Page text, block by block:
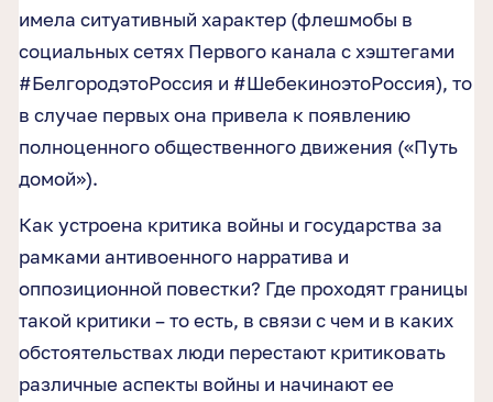
имела ситуативный характер (флешмобы в
социальных сетях Первого канала с хэштегами
#БелгородэтоРоссия и #ШебекиноэтоРоссия), то
в случае первых она привела к появлению
полноценного общественного движения («Путь
домой»).
Как устроена критика войны и государства за
рамками антивоенного нарратива и
оппозиционной повестки? Где проходят границы
такой критики – то есть, в связи с чем и в каких
обстоятельствах люди перестают критиковать
различные аспекты войны и начинают ее